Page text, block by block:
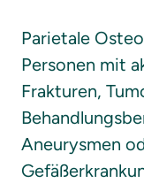
Parietale
Personen mit
Frakturen,
Aneurysmen